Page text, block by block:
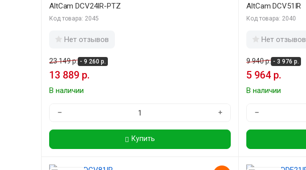
AltCam DCV24IR-PTZ
Код товара: 2045
Нет отзывов
23 149 р. - 9 260 р.
13 889 р.
В наличии
− +
Купить
AltCam DCV51IR
Код товара: 2040
Нет отзывов
9 940 р. - 3 976 р.
5 964 р.
В наличии
−